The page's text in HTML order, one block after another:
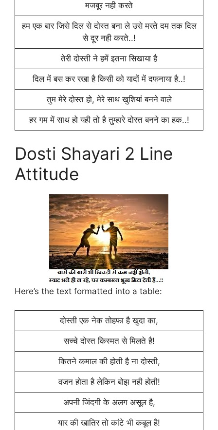
मजबूर नही करते
हम एक बार जिसे दिल से दोस्त बना ले उसे मरते दम तक दिल
से दूर नही करते..!
तेरी दोस्ती ने हमें इतना सिखाया है
दिल में बस कर रखा है किसी को यादों में दफनाया है..!
तुम मेरे दोस्त हो, मेरे साथ खुशियां बनने वाले
हर गम में साथ हो यही तो है तुम्हारे दोस्त बनने का हक..!
Dosti Shayari 2 Line
Attitude
Here’s the text formatted into a table:
दोस्ती एक नेक तोहफा है खुदा का,
सच्चे दोस्त किस्मत से मिलते है!
कितने कमाल की होती है ना दोस्ती,
वजन होता है लेकिन बोझ नही होती!
अपनी जिंदगी के अलग असूल है,
यार‬‬ की खातिर तो कांटे भी कबूल है!